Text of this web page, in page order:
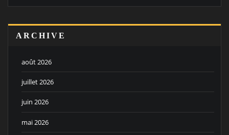
ARCHIVE
août 2026
juillet 2026
juin 2026
mai 2026